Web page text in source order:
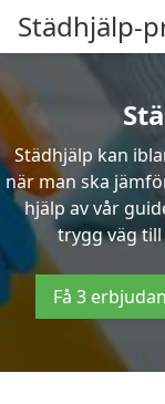
Städhjälp-
Städhjälp kan
när man ska
hjälp av vår
trygg väg
Få 3